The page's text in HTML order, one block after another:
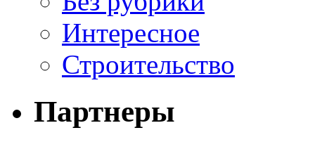
Интересное
Строительство
Партнеры